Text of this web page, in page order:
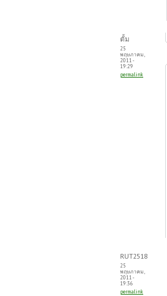
ตั้ม
25
พฤษภาคม,
2011 -
19:29
permalink
RUT2518
25
พฤษภาคม,
2011 -
19:36
permalink